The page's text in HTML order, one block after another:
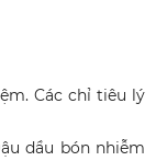
Các chỉ tiêu lý
dầu bón nhiễm